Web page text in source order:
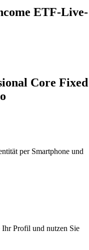
ETF-Live-
Core Fixed
per Smartphone und
Ihr Profil und nutzen Sie